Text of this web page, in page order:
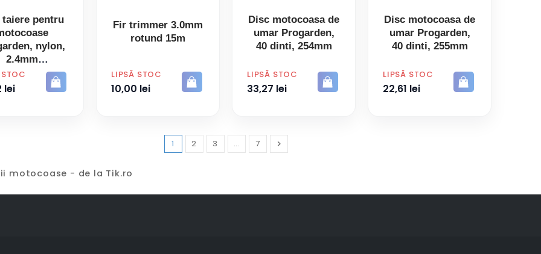
taiere pentru
nylon,
2.4mm
lei
Fir trimmer 3.0mm
rotund 15m
PRET
LIPSĂ STOC
10,00 lei
Disc motocoasa de
umar Progarden,
40 dinti, 254mm
PRET
LIPSĂ STOC
33,27 lei
Disc motocoasa de
umar Progarden,
40 dinti, 255mm
PRET
LIPSĂ STOC
22,61 lei
1 2 3 … 7 Inainte

motocoase - de la Tik.ro